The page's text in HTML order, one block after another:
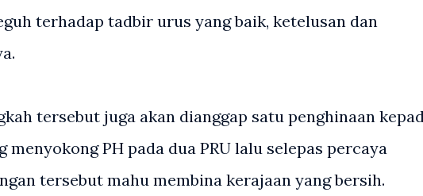
terhadap tadbir urus yang baik, ketelusan dan
tersebut juga akan dianggap satu penghinaan
menyokong PH pada dua PRU lalu selepas percaya
tersebut mahu membina kerajaan yang bersih.